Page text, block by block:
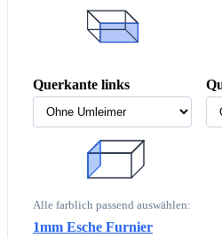
Querkante links
Alle farblich passend auswählen:
1mm Esche Furnier